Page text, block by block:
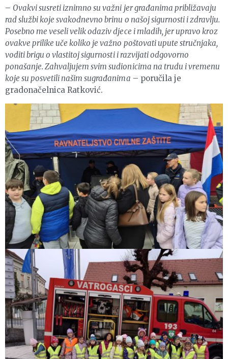
– Ovakvi susreti iznimno su važni jer građanima približavaju
rad službi koje svakodnevno brinu o našoj sigurnosti i zdravlju.
Posebno me veseli velik odaziv djece i mladih, jer upravo kroz
ovakve prilike uče koliko je važno poštovati upute stručnjaka,
voditi brigu o vlastitoj sigurnosti i razvijati odgovorno
ponašanje. Zahvaljujem svim sudionicima na trudu i vremenu
koje su posvetili našim sugrađanima – poručila je
gradonačelnica Ratković.